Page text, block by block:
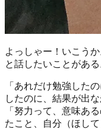
よっしゃー！いこう
と話したいことがある
「あれだけ勉強した
したのに、結果が出
「努力って、意味あ
たこと、自分（ほして